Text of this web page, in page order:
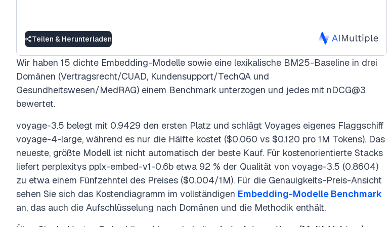
Teilen & Herunterladen
Wir haben 15 dichte Embedding-Modelle sowie eine lexikalische BM25-Baseline in drei
Domänen (Vertragsrecht/CUAD, Kundensupport/TechQA und
Gesundheitswesen/MedRAG) einem Benchmark unterzogen und jedes mit nDCG@3
bewertet.
voyage-3.5 belegt mit 0.9429 den ersten Platz und schlägt Voyages eigenes Flaggschiff
voyage-4-large, während es nur die Hälfte kostet ($0.060 vs $0.120 pro 1M Tokens). Das
neueste, größte Modell ist nicht automatisch der beste Kauf. Für kostenorientierte Stacks
liefert perplexitys pplx-embed-v1-0.6b etwa 92 % der Qualität von voyage-3.5 (0.8604)
zu etwa einem Fünfzehntel des Preises ($0.004/1M). Für die Genauigkeits-Preis-Ansicht
sehen Sie sich das Kostendiagramm im vollständigen Embedding-Modelle Benchmark
an, das auch die Aufschlüsselung nach Domänen und die Methodik enthält.